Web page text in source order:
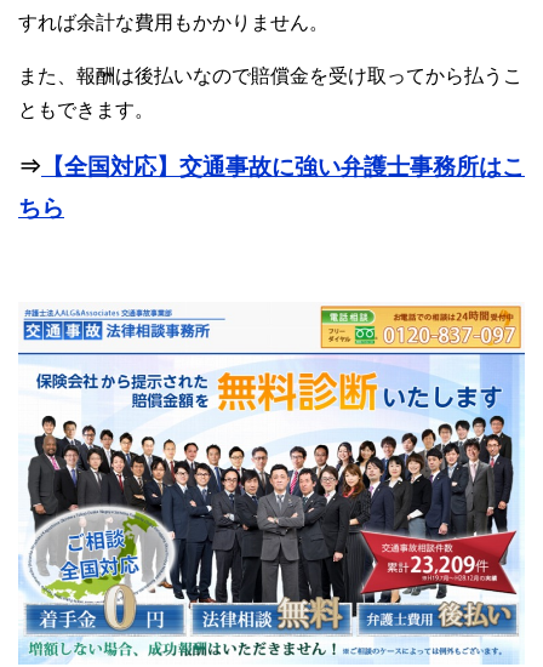
すれば余計な費用もかかりません。
また、報酬は後払いなので賠償金を受け取ってから払うこ
ともできます。
⇒ 【全国対応】交通事故に強い弁護士事務所はこ
ちら